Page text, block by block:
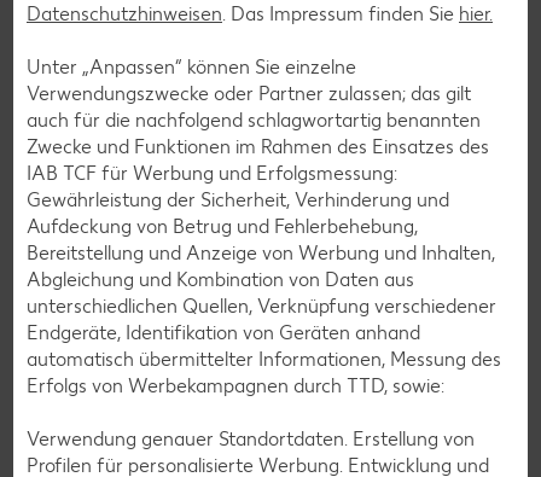
Wer auf Gluten verzichtet, muss nicht automatisch auf
mit unseren glutenfreien Rezepten zauberst du dir Gerichte,
die nicht nur verträglich, sondern auch richtig lecker sind.
Rezepte entdecken
Datenschutzhinweisen. Das Impressum finden Sie hier.
Unter „Anpassen“ können Sie einzelne
Verwendungszwecke oder Partner zulassen; das gilt
auch für die nachfolgend schlagwortartig benannten
Zwecke und Funktionen im Rahmen des Einsatzes des
IAB TCF für Werbung und Erfolgsmessung:
Gewährleistung der Sicherheit, Verhinderung und
Aufdeckung von Betrug und Fehlerbehebung,
Bereitstellung und Anzeige von Werbung und Inhalten,
Abgleichung und Kombination von Daten aus
unterschiedlichen Quellen, Verknüpfung verschiedener
Endgeräte, Identifikation von Geräten anhand
automatisch übermittelter Informationen, Messung des
Erfolgs von Werbekampagnen durch TTD, sowie:
Verwendung genauer Standortdaten. Erstellung von
Profilen für personalisierte Werbung. Entwicklung und